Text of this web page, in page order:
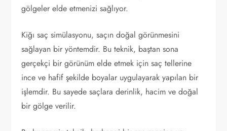
gölgeler elde etmenizi sağlıyor.
Kiğı saç simülasyonu, saçın doğal görünmesini
sağlayan bir yöntemdir. Bu teknik, baştan sona
gerçekçi bir görünüm elde etmek için saç tellerine
ince ve hafif şekilde boyalar uygulayarak yapılan bir
işlemdir. Bu sayede saçlara derinlik, hacim ve doğal
bir gölge verilir.